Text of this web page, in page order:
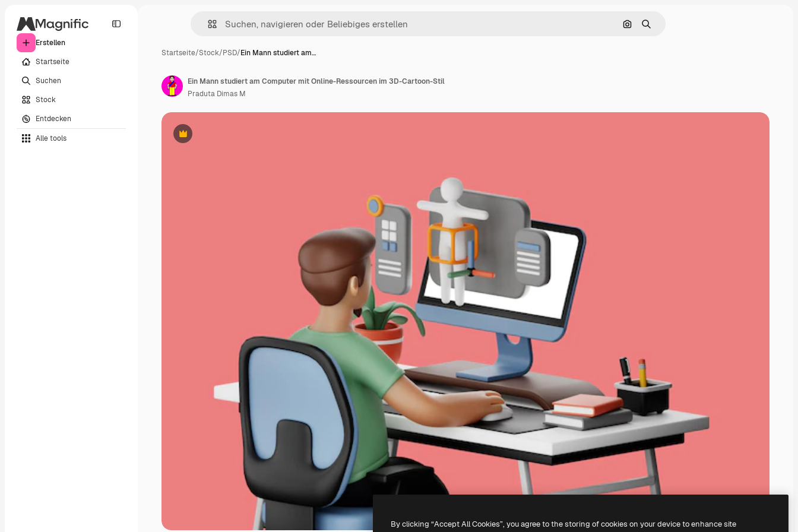
Erstellen
Startseite
Suchen
Stock
Entdecken
Alle tools
Nach Bild suchen
Suchen
Startseite/Stock/PSD/Ein Mann studiert am…
Premium
Ein Mann studiert am Computer mit Online-Ressourcen im 3D-Cartoon-Stil
Praduta Dimas M
By clicking “Accept All Cookies”, you agree to the storing of cookies on your device to enhance site